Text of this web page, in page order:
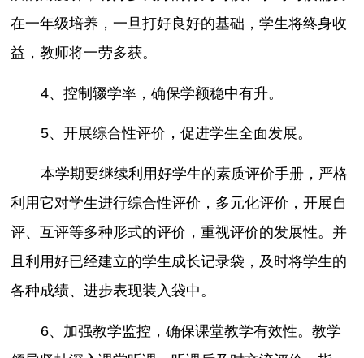
在一年级培养，一旦打好良好的基础，学生将终身收
益，教师将一劳多获。
4、控制辍学率，确保学额稳中有升。
5、开展综合性评价，促进学生全面发展。
本学期要继续利用好学生的素质评价手册，严格
利用它对学生进行综合性评价，多元化评价，开展自
评、互评等多种形式的评价，重视评价的发展性。并
且利用好已经建立的学生成长记录袋，及时将学生的
各种成绩、进步表现装入袋中。
6、加强教学监控，确保课堂教学有效性。教学